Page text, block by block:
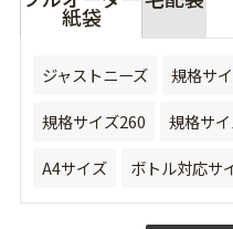
紙袋
ジャストニーズ 規格サ
規格サイズ260
規格サ
A4サイズ
ボトル対応サ